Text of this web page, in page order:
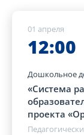
01 апреля
12:00
Дошкольное
«Система
проекта